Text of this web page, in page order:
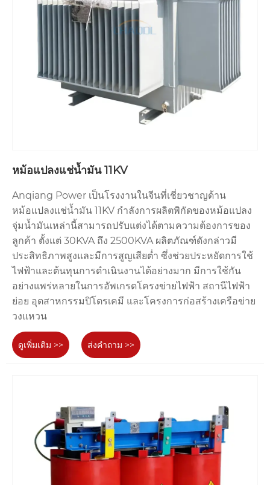
หม้อแปลงแช่น้ำมัน 11KV
Anqiang Power เป็นโรงงานในจีนที่เชี่ยวชาญด้าน
หม้อแปลงแช่น้ำมัน 11KV กำลังการผลิตพิกัดของหม้อแปลง
จุ่มน้ำมันเหล่านี้สามารถปรับแต่งได้ตามความต้องการของ
ลูกค้า ตั้งแต่ 30KVA ถึง 2500KVA ผลิตภัณฑ์ดังกล่าวมี
ประสิทธิภาพสูงและมีการสูญเสียต่ำ ซึ่งช่วยประหยัดการใช้
ไฟฟ้าและต้นทุนการดำเนินงานได้อย่างมาก มีการใช้กัน
อย่างแพร่หลายในการอัพเกรดโครงข่ายไฟฟ้า สถานีไฟฟ้า
ย่อย อุตสาหกรรมปิโตรเคมี และโครงการก่อสร้างเครือข่าย
วงแหวน
ดูเพิ่มเติม >> ส่งคำถาม >>